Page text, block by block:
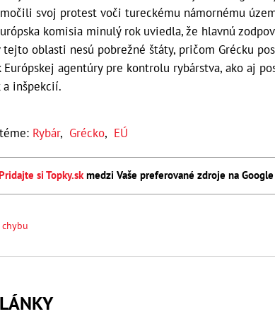
svoj protest voči tureckému námornému
komisia minulý rok uviedla, že hlavnú
tejto oblasti nesú pobrežné štáty, pričom Grécku
Európskej agentúry pre kontrolu rybárstva, ako aj
a inšpekcií.
Rybár, Grécko, EÚ
Pridajte si Topky.skmedzi Vaše preferované zdroje na Google